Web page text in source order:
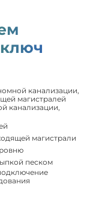
канализации,
магистралей
канализации,
магистрали
песком